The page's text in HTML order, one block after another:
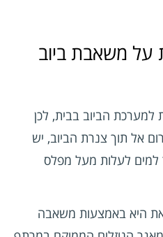
משאבת ביוב
הביוב בבית, לכן
אל תוך צנרת הביוב, יש
למים לעלות מעל מפלס
היא באמצעות משאבה